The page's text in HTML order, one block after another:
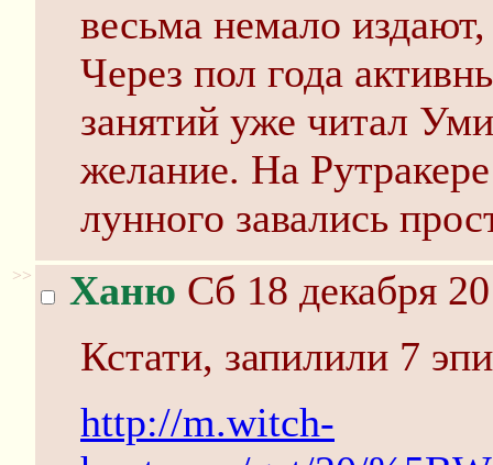
весьма немало
Через пол года
занятий уже читал
желание. На
лунного завались
>> Ханю Сб 18 декабря
Кстати, запилили 7
http://m.witch-